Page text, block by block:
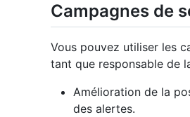
Campagnes de
Vous pouvez utiliser les
tant que responsable de
Amélioration de la
des alertes.